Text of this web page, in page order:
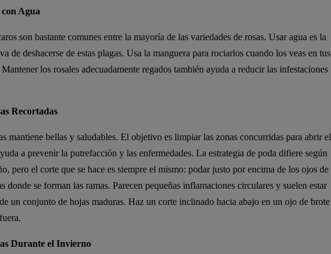
Agua
son bastante comunes entre la mayoría de las variedades de rosas. Usar agua es la
de deshacerse de estas plagas. Usa la manguera para rociarlos cuando los veas en tus
los rosales adecuadamente regados también ayuda a reducir las infestaciones
Recortadas
mantiene bellas y saludables. El objetivo es limpiar las zonas concurridas para abrir el
a prevenir la putrefacción y las enfermedades. La estrategia de poda difiere según
pero el corte que se hace es siempre el mismo: podar justo por encima de los ojos de
donde se forman las ramas. Parecen pequeñas inflamaciones circulares y suelen estar
un conjunto de hojas maduras. Haz un corte inclinado hacia abajo en un ojo de brote
Durante el Invierno